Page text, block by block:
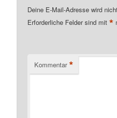
Deine E-Mail-Adresse wird
Erforderliche Felder sind mit*
Kommentar *